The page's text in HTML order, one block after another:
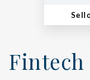
Fintech